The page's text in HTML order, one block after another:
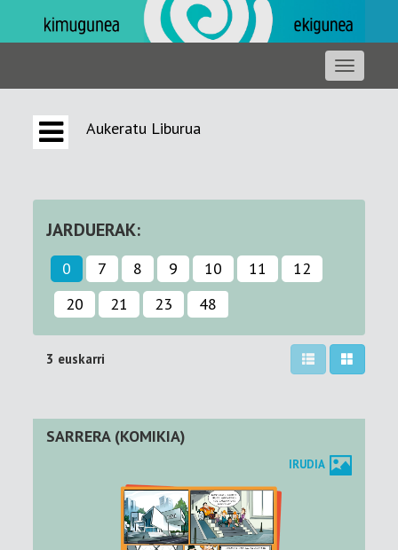
Aukeratu Liburua
JARDUERAK:
0 7 8 9 10 11
12
20
21 23 48
3 euskarri
SARRERA (KOMIKIA)
IRUDIA